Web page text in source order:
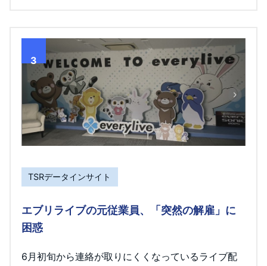
3
TSRデータインサイト
エブリライブの元従業員、「突然の解雇」に
困惑
6月初旬から連絡が取りにくくなっているライブ配